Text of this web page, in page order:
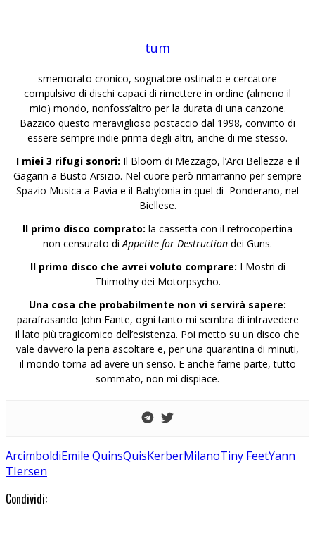
tum
smemorato cronico, sognatore ostinato e cercatore
compulsivo di dischi capaci di rimettere in ordine (almeno il
mio) mondo, nonfoss’altro per la durata di una canzone.
Bazzico questo meraviglioso postaccio dal 1998, convinto di
essere sempre indie prima degli altri, anche di me stesso.
I miei 3 rifugi sonori: Il Bloom di Mezzago, l’Arci Bellezza e il
Gagarin a Busto Arsizio. Nel cuore però rimarranno per sempre
Spazio Musica a Pavia e il Babylonia in quel di Ponderano, nel
Biellese.
Il primo disco comprato: la cassetta con il retrocopertina
non censurato diAppetite for Destruction dei Guns.
Il primo disco che avrei voluto comprare: I Mostri di
Thimothy dei Motorpsycho.
Una cosa che probabilmente non vi servirà sapere:
parafrasando John Fante, ogni tanto mi sembra di intravedere
il lato più tragicomico dell’esistenza. Poi metto su un disco che
vale davvero la pena ascoltare e, per una quarantina di minuti,
il mondo torna ad avere un senso. E anche farne parte, tutto
sommato, non mi dispiace.
ArcimboldiEmile QuinsQuisKerberMilanoTiny FeetYann
TIersen
Condividi: